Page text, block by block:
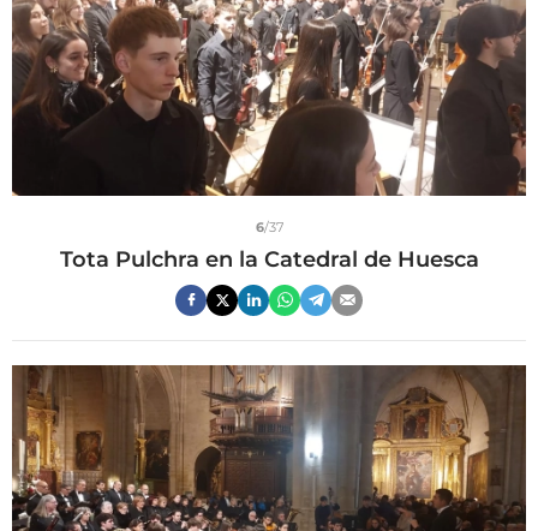
6/37
Tota Pulchra en la Catedral de Huesca